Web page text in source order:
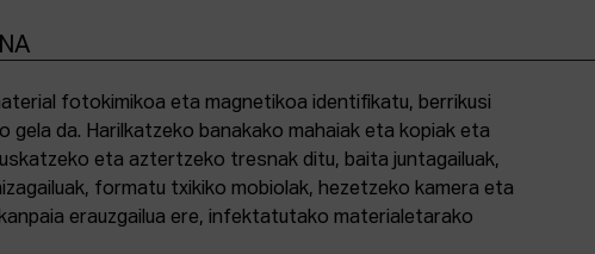
fotokimikoa eta magnetikoa identifikatu, berrikusi
gela da. Harilkatzeko banakako mahaiak eta kopiak eta
eta aztertzeko tresnak ditu, baita juntagailuak,
formatu txikiko mobiolak, hezetzeko kamera eta
erauzgailua ere, infektatutako materialetarako